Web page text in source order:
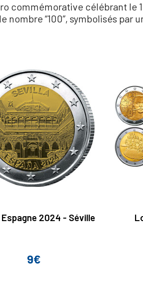
commémorative célébrant
nombre “100”, symbolisés
2024 - Séville
Prix
9€